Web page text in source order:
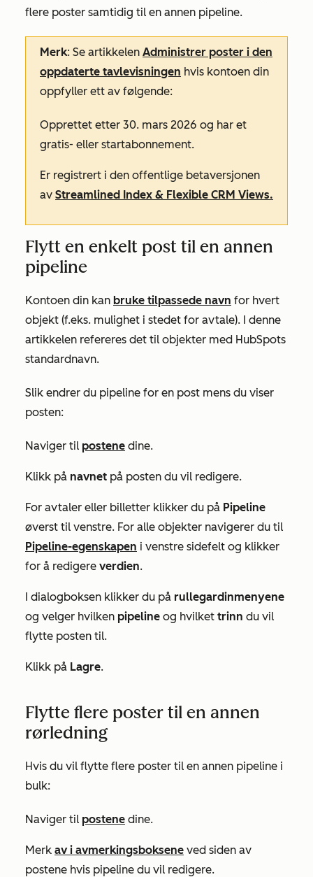
flere poster samtidig til en annen pipeline.
Merk: Se artikkelen Administrer poster i den
oppdaterte tavlevisningen hvis kontoen din
oppfyller ett av følgende:
Opprettet etter 30. mars 2026 og har et
gratis- eller startabonnement.
Er registrert i den offentlige betaversjonen
av Streamlined Index & Flexible CRM Views.
Flytt en enkelt post til en annen
pipeline
Kontoen din kan bruke tilpassede navn for hvert
objekt (f.eks. mulighet i stedet for avtale). I denne
artikkelen refereres det til objekter med HubSpots
standardnavn.
Slik endrer du pipeline for en post mens du viser
posten:
Naviger til postene dine.
Klikk på navnet på posten du vil redigere.
For avtaler eller billetter klikker du på Pipeline
øverst til venstre. For alle objekter navigerer du til
Pipeline-egenskapen i venstre sidefelt og klikker
for å redigere verdien.
I dialogboksen klikker du på rullegardinmenyene
og velger hvilken pipeline og hvilket trinn du vil
flytte posten til.
Klikk på Lagre.
Flytte flere poster til en annen
rørledning
Hvis du vil flytte flere poster til en annen pipeline i
bulk:
Naviger til postene dine.
Merk av i avmerkingsboksene ved siden av
postene hvis pipeline du vil redigere.